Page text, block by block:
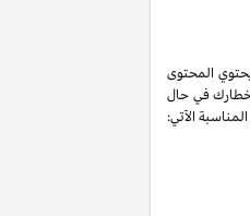
المحتوى
في حال
الآتي: